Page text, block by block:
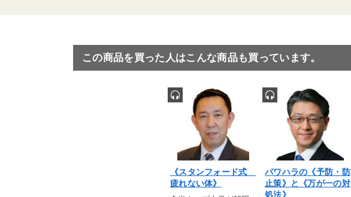
この商品を買った人はこんな商品も買っています。
《スタンフォード式
疲れない体》
パワハラの《予防・防
止策》と《万が一の対
処法》